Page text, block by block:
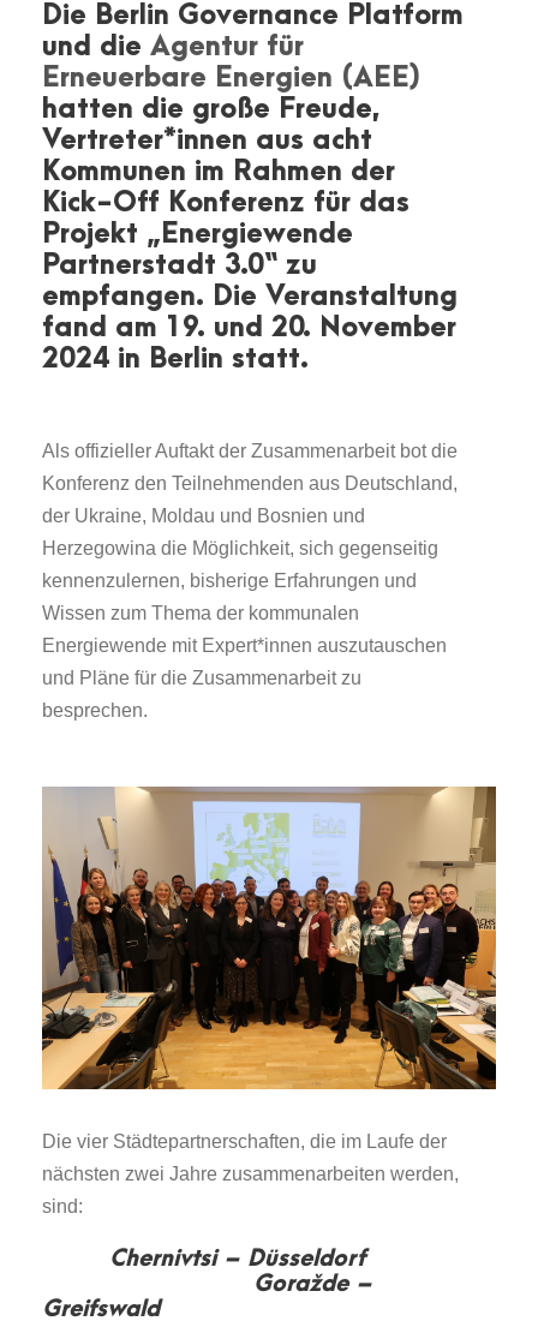
Die Berlin Governance Platform
und die Agentur für
Erneuerbare Energien (AEE)
hatten die große Freude,
Vertreter*innen aus acht
Kommunen im Rahmen der
Kick-Off Konferenz für das
Projekt „Energiewende
Partnerstadt 3.0“ zu
empfangen. Die Veranstaltung
fand am 19. und 20. November
2024 in Berlin statt.
Als offizieller Auftakt der Zusammenarbeit bot die
Konferenz den Teilnehmenden aus Deutschland,
der Ukraine, Moldau und Bosnien und
Herzegowina die Möglichkeit, sich gegenseitig
kennenzulernen, bisherige Erfahrungen und
Wissen zum Thema der kommunalen
Energiewende mit Expert*innen auszutauschen
und Pläne für die Zusammenarbeit zu
besprechen.
Die vier Städtepartnerschaften, die im Laufe der
nächsten zwei Jahre zusammenarbeiten werden,
sind:
Chernivtsi – Düsseldorf
Goražde –
Greifswald